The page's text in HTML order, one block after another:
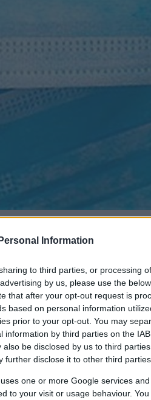
Information
to third parties, or processing
by us, please use the
that after your opt-out request is
based on personal information
prior to your opt-out. You may
by third parties on the
be disclosed by us to third
further disclose it to other third parties.
one or more Google services
to your visit or usage behaviour.